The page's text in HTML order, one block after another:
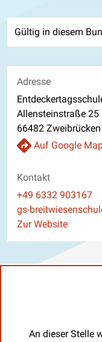
Gültig in diesem
Adresse
Allensteinstraße 25
66482 Zweibrücken
Auf Google
Kontakt
Telefon
+49 6332 903167
E-Mail
gs-
Website
Zur Website
An dieser Stelle